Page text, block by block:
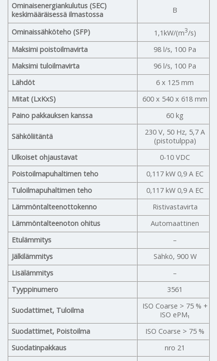
Ominaisenergiankulutus (SEC)
keskimääräisessä ilmastossa
B
Ominaissähköteho (SFP) 1,1kW/(m3/s)
Maksimi poistoilmavirta
98 l/s, 100 Pa
Maksimi tuloilmavirta
96 l/s, 100 Pa
Lähdöt
6 x 125 mm
Mitat (LxKxS)
600 x 540 x 618 mm
Paino pakkauksen kanssa
60 kg
Sähköliitäntä
230 V, 50 Hz, 5,7 A
(pistotulppa)
Ulkoiset ohjaustavat
0-10 VDC
Poistoilmapuhaltimen teho
0,117 kW 0,9 A EC
Tuloilmapuhaltimen teho
0,117 kW 0,9 A EC
Lämmöntalteenottokenno
Ristivastavirta
Lämmöntalteenoton ohitus
Automaattinen
Etulämmitys
–
Jälkilämmitys
Sähkö, 900 W
Lisälämmitys
–
Tyyppinumero
3561
Suodattimet, Tuloilma
ISO Coarse > 75 % +
ISO ePM₁
Suodattimet, Poistoilma
ISO Coarse > 75 %
Suodatinpakkaus
nro 21